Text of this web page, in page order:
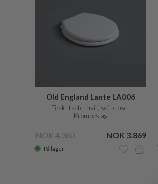
Old England Lante LA006
Toalettsete, hvit, soft close,
Krombeslag
NOK 4.360 NOK 3.869
På lager